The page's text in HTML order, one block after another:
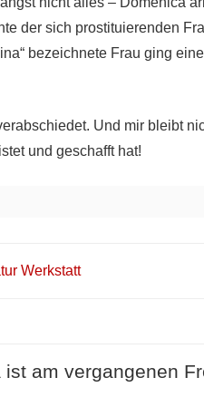
der sich prostituierenden
bezeichnete Frau ging
Und mir bleibt
und geschafft hat!
Werkstatt
ist am vergangenen